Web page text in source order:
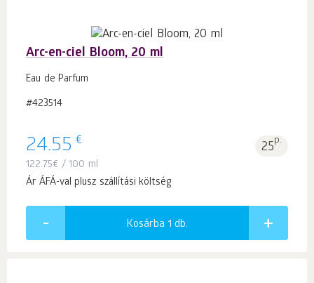
Arc-en-ciel Bloom, 20 ml
Eau de Parfum
#423514
24.55 € 25p.
122.75€ / 100 ml
Ár ÁFÁ-val plusz szállítási költség
Kosárba 1 db.